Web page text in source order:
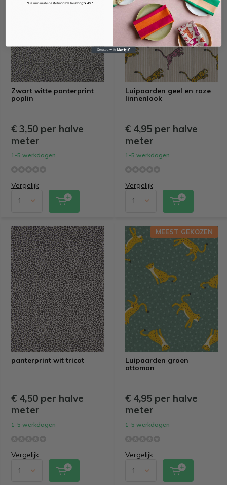
Zwart witte panterprint
poplin
€ 3,50 per halve
meter
1-5 werkdagen
Vergelijk
Luipaarden geel en roze
linnenlook
€ 4,95 per halve
meter
1-5 werkdagen
Vergelijk
panterprint wit tricot
€ 4,50 per halve
meter
1-5 werkdagen
Vergelijk
Luipaarden groen
ottoman
MEEST GEKOZEN
€ 4,95 per halve
meter
1-5 werkdagen
Vergelijk
*De minimale bestelwaarde bedraagt €49.*